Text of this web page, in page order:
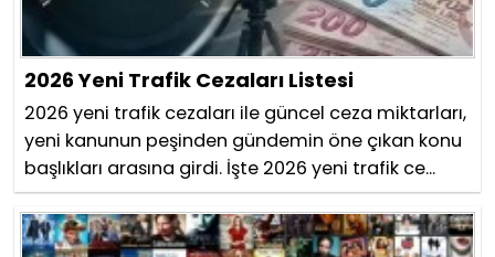
2026 Yeni Trafik Cezaları Listesi
2026 yeni trafik cezaları ile güncel ceza miktarları,
yeni kanunun peşinden gündemin öne çıkan konu
başlıkları arasına girdi. İşte 2026 yeni trafik ce...